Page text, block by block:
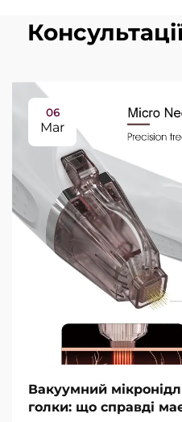
06
Mar
Вакуумний
голки: що справді